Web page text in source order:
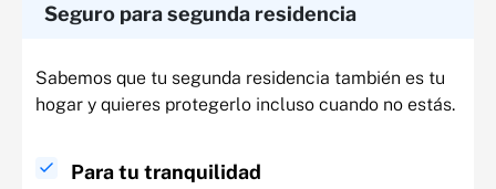
Seguro para segunda residencia
Sabemos que tu segunda residencia también es tu
hogar y quieres protegerlo incluso cuando no estás.
Para tu tranquilidad